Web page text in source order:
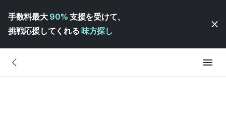
手数料最大 90% 支援を受けて、
挑戦応援してくれる 味方探し